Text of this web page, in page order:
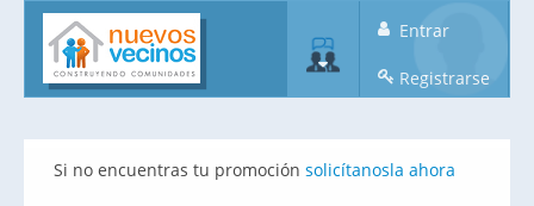
Entrar
Registrarse
Si no encuentras tu promoción solicítanosla ahora